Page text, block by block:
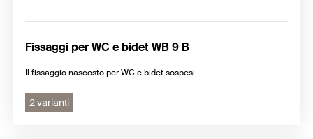
Fissaggi per WC e bidet WB 9 B
Il fissaggio nascosto per WC e bidet sospesi
2 varianti